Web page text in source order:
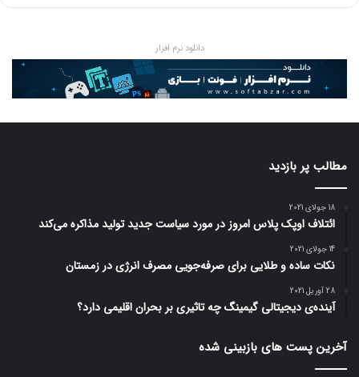
دانلود نرم افزار
مطالب پر بازدید
18 جولای 2021
ائتلاف اوپک پلاس امروز در مورد سیاست جدید تولید مذاکره می‌کند
14 جولای 2021
نکات ساده و طلایی برای صرفه‌جویی مصرف انرژی در زمستان
28 آوریل 2021
آینده‌ی دیجیتالی گیمینگ چه تاثیری بر بحران اقلیمی دارد؟
آخرین پست های بازبینی شده